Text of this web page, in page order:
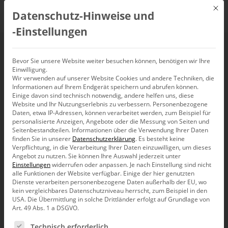
Interview mit PHOEBUS
IT Consulting.
Traditionen hinterfragen und
Reporting neu denken mit Bissantz.
Bitte aktivieren Sie YouTube in den
Datenschutzeinstellungen (externe Medien), um diesen
Film sehen zu können.
Mit
Datenschutz-Hinweise und
‑Einstellungen
Bevor Sie unsere Website weiter besuchen können, benötigen wir Ihre
Einwilligung.
Wir verwenden auf unserer Website Cookies und andere Techniken, die
Informationen auf Ihrem Endgerät speichern und abrufen können.
Einige davon sind technisch notwendig, andere helfen uns, diese
Website und Ihr Nutzungserlebnis zu verbessern. Personenbezogene
Daten, etwa IP-Adressen, können verarbeitet werden, zum Beispiel für
personalisierte Anzeigen, Angebote oder die Messung von Seiten und
Seitenbestandteilen. Informationen über die Verwendung Ihrer Daten
finden Sie in unserer Datenschutzerklärung. Es besteht keine
Verpflichtung, in die Verarbeitung Ihrer Daten einzuwilligen, um dieses
Angebot zu nutzen.Sie können Ihre Auswahl jederzeit unter
Einstellungenwiderrufen oder anpassen. Je nach Einstellung sind nicht
alle Funktionen der Website verfügbar. Einige der hier genutzten
Dienste verarbeiten personenbezogene Daten außerhalb der EU, wo
kein vergleichbares Datenschutzniveau herrscht, zum Beispiel in den
USA. Die Übermittlung in solche Drittländer erfolgt auf Grundlage von
Art. 49 Abs. 1 a DSGVO.
Es folgt eine Liste der Service-Gruppen, für die eine